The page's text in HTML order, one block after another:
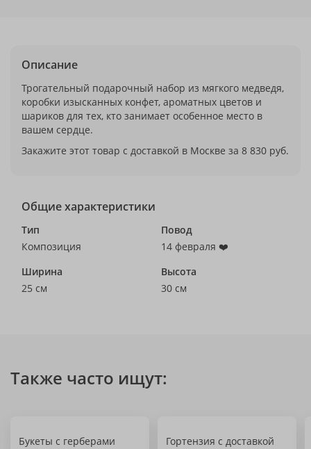
Описание
Трогательный подарочный набор из мягкого медведя,
коробки изысканных конфет, ароматных цветов и
шариков для тех, кто занимает особенное место в
вашем сердце.
Закажите этот товар с доставкой в Москве за 8 830 руб.
Общие характеристики
Тип
Композиция
Повод
14 февраля ❤️
Ширина
25 см
Высота
30 см
Также часто ищут:
Букеты с герберами Гортензия с доставкой